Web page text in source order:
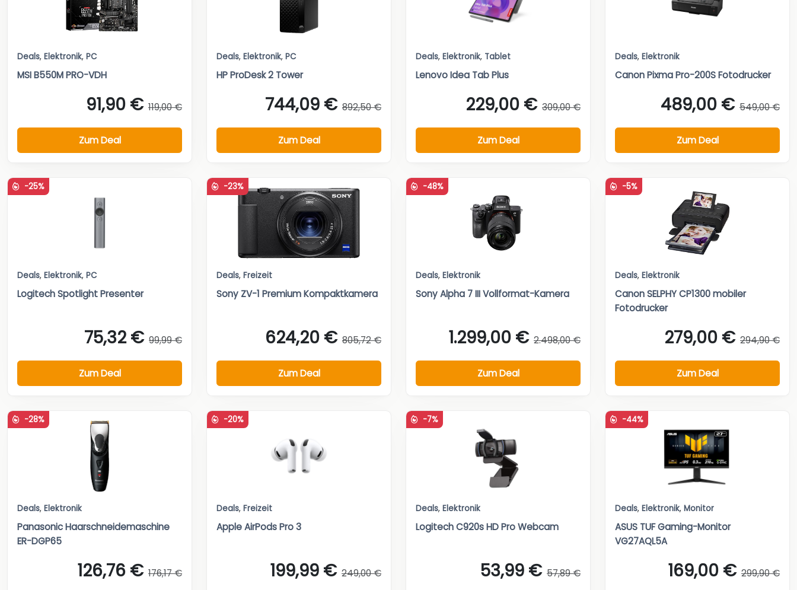
Deals, Elektronik, PC
MSI B550M PRO-VDH
91,90 € 119,00 €
Zum Deal
Deals, Elektronik, PC
HP ProDesk 2 Tower
744,09 € 892,50 €
Zum Deal
Deals, Elektronik, Tablet
Lenovo Idea Tab Plus
229,00 € 309,00 €
Zum Deal
Deals, Elektronik
Canon Pixma Pro-200S Fotodrucker
489,00 € 549,00 €
Zum Deal
-25%
Deals, Elektronik, PC
Logitech Spotlight Presenter
75,32 € 99,99 €
Zum Deal
-23%
Deals, Freizeit
Sony ZV-1 Premium Kompaktkamera
624,20 € 805,72 €
Zum Deal
-48%
Deals, Elektronik
Sony Alpha 7 III Vollformat-Kamera
1.299,00 € 2.498,00 €
Zum Deal
-5%
Deals, Elektronik
Canon SELPHY CP1300 mobiler
Fotodrucker
279,00 € 294,90 €
Zum Deal
-28%
Deals, Elektronik
Panasonic Haarschneidemaschine
ER-DGP65
126,76 € 176,17 €
-20%
Deals, Freizeit
Apple AirPods Pro 3
199,99 € 249,00 €
-7%
Deals, Elektronik
Logitech C920s HD Pro Webcam
53,99 € 57,89 €
-44%
Deals, Elektronik, Monitor
ASUS TUF Gaming-Monitor
VG27AQL5A
169,00 € 299,90 €